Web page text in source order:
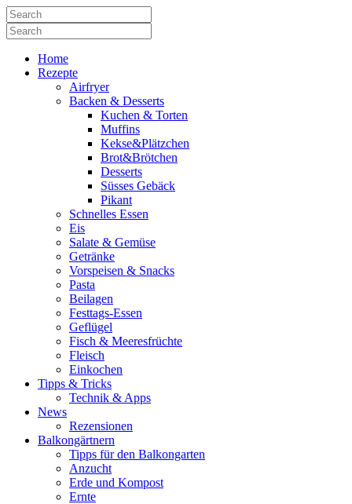
Home
Rezepte
Airfryer
Backen & Desserts
Kuchen & Torten
Muffins
Kekse&Plätzchen
Brot&Brötchen
Desserts
Süsses Gebäck
Pikant
Schnelles Essen
Eis
Salate & Gemüse
Getränke
Vorspeisen & Snacks
Pasta
Beilagen
Festtags-Essen
Geflügel
Fisch & Meeresfrüchte
Fleisch
Einkochen
Tipps & Tricks
Technik & Apps
News
Rezensionen
Balkongärtnern
Tipps für den Balkongarten
Anzucht
Erde und Kompost
Ernte